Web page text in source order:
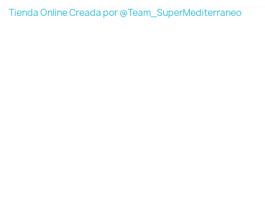
Tienda Online Creada por @Team_SuperMediterraneo